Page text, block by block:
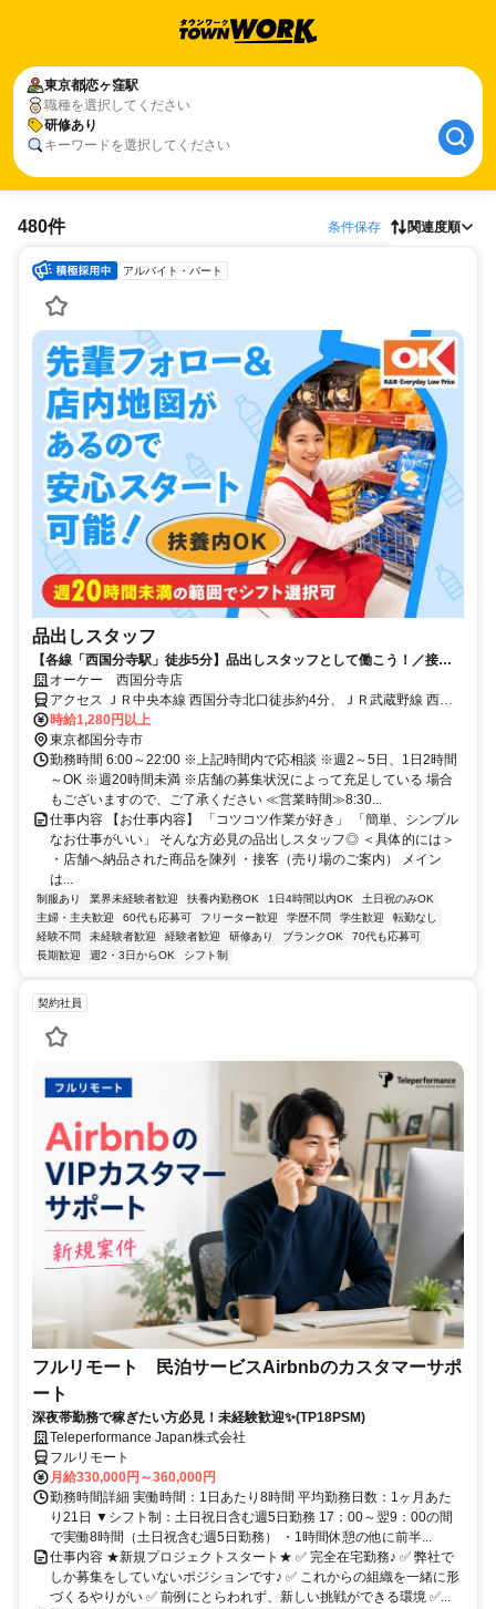
東京都恋ヶ窪駅
職種を選択してください
研修あり
キーワードを選択してください
480件 条件保存 関連度順
アルバイト・パート
品出しスタッフ
【各線「西国分寺駅」徒歩5分】品出しスタッフとして働こう！／接客
がニガテでも安心のシンプル作業！
オーケー 西国分寺店
アクセス ＪＲ中央本線 西国分寺北口徒歩約4分、ＪＲ武蔵野線 西国
分寺北口徒歩約4分、西武国分寺線 恋ヶ窪徒歩約15分 各線「西国分
寺駅」より徒歩5分＊自転車通勤OK
時給1,280円以上
東京都国分寺市
勤務時間 6:00～22:00 ※上記時間内で応相談 ※週2～5日、1日2時間
～OK ※週20時間未満 ※店舗の募集状況によって充足している 場合
もございますので、ご了承ください ≪営業時間≫8:30...
仕事内容 【お仕事内容】 「コツコツ作業が好き」 「簡単、シンプル
なお仕事がいい」 そんな方必見の品出しスタッフ◎ ＜具体的には＞
・店舗へ納品された商品を陳列 ・接客（売り場のご案内） メイン
は...
制服あり 業界未経験者歓迎 扶養内勤務OK 1日4時間以内OK
土日祝のみOK
主婦・主夫歓迎
60代も応募可 フリーター歓迎 学歴不問 学生歓迎
転勤なし
経験不問
未経験者歓迎 経験者歓迎 研修あり ブランクOK
70代も応募可
長期歓迎
週2・3日からOK シフト制
契約社員
フルリモート 民泊サービスAirbnbのカスタマーサポ
ート
深夜帯勤務で稼ぎたい方必見！未経験歓迎✨(TP18PSM)
Teleperformance Japan株式会社
フルリモート
月給330,000円～360,000円
勤務時間詳細 実働時間：1日あたり8時間 平均勤務日数：1ヶ月あた
り21日 ▼シフト制：土日祝日含む週5日勤務 17：00～翌9：00の間
で実働8時間（土日祝含む週5日勤務） ・1時間休憩の他に前半...
仕事内容 ★新規プロジェクトスタート★ ✅ 完全在宅勤務♪ ✅ 弊社で
しか募集をしていないポジションです♪ ✅ これからの組織を一緒に形
づくるやりがい ✅ 前例にとらわれず、新しい挑戦ができる環境 ✅...